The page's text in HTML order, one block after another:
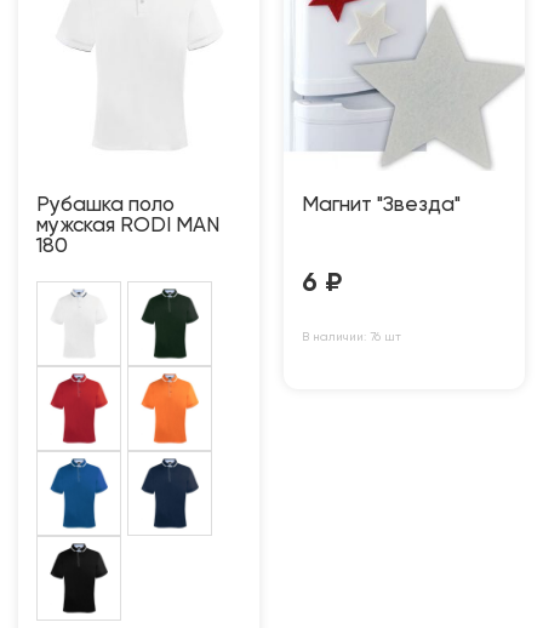
Рубашка поло
мужская RODI MAN
180
Магнит "Звезда"
6 ₽
В наличии: 76 шт